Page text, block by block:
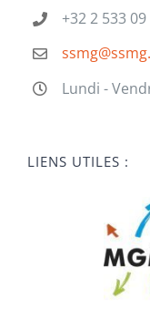
+32 2 533 09
Lundi -
LIENS UTILES :